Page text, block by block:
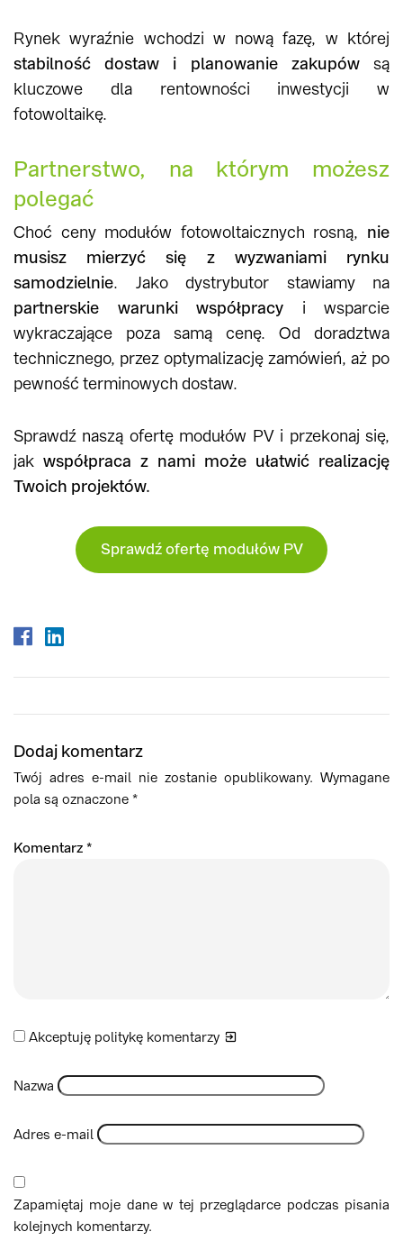
Rynek wyraźnie wchodzi w nową fazę, w której
stabilność dostaw i planowanie zakupówsą
kluczowe dla rentowności inwestycji w
fotowoltaikę.
Partnerstwo, na którym możesz
polegać
Choć ceny modułów fotowoltaicznych rosną, nie
musisz mierzyć się z wyzwaniami rynku
samodzielnie. Jako dystrybutor stawiamy na
partnerskie warunki współpracy i wsparcie
wykraczające poza samą cenę. Od doradztwa
technicznego, przez optymalizację zamówień, aż po
pewność terminowych dostaw.
Sprawdź naszą ofertę modułów PV i przekonaj się,
jak współpraca z nami może ułatwić realizację
Twoich projektów.
Sprawdź ofertę modułów PV
Dodaj komentarz
Twój adres e-mail nie zostanie opublikowany. Wymagane
pola są oznaczone *
Komentarz *
Akceptuję politykę komentarzy
Nazwa
Adres e-mail
Zapamiętaj moje dane w tej przeglądarce podczas pisania
kolejnych komentarzy.